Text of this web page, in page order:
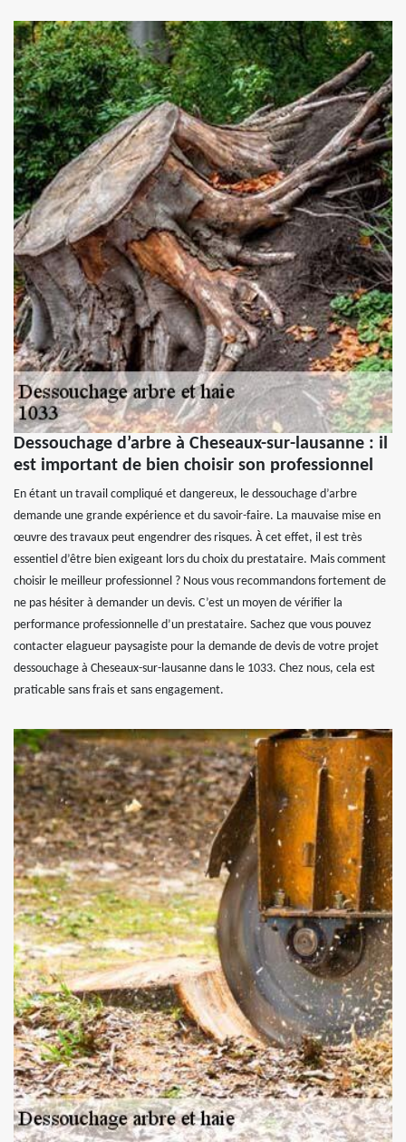
Dessouchage d’arbre à Cheseaux-sur-lausanne : il
est important de bien choisir son professionnel
En étant un travail compliqué et dangereux, le dessouchage d’arbre
demande une grande expérience et du savoir-faire. La mauvaise mise en
œuvre des travaux peut engendrer des risques. À cet effet, il est très
essentiel d’être bien exigeant lors du choix du prestataire. Mais comment
choisir le meilleur professionnel ? Nous vous recommandons fortement de
ne pas hésiter à demander un devis. C’est un moyen de vérifier la
performance professionnelle d’un prestataire. Sachez que vous pouvez
contacter elagueur paysagiste pour la demande de devis de votre projet
dessouchage à Cheseaux-sur-lausanne dans le 1033. Chez nous, cela est
praticable sans frais et sans engagement.